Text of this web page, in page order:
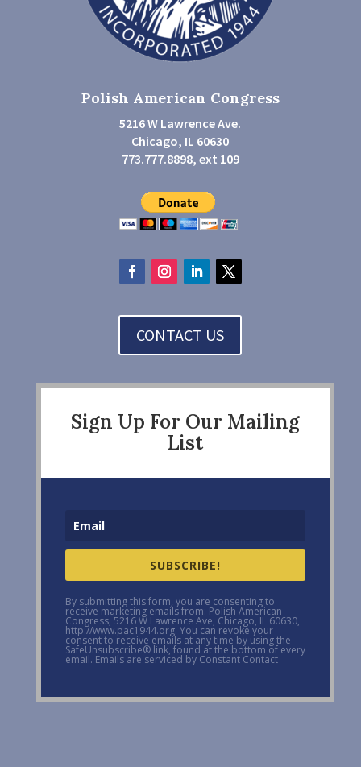
Polish American Congress
5216 W Lawrence Ave.
Chicago, IL 60630
773.777.8898, ext 109
CONTACT US
Sign Up For Our Mailing
List
SUBSCRIBE!
By submitting this form, you are consenting to
receive marketing emails from: Polish American
Congress, 5216 W Lawrence Ave, Chicago, IL 60630,
http://www.pac1944.org. You can revoke your
consent to receive emails at any time by using the
SafeUnsubscribe® link, found at the bottom of every
email. Emails are serviced by Constant Contact